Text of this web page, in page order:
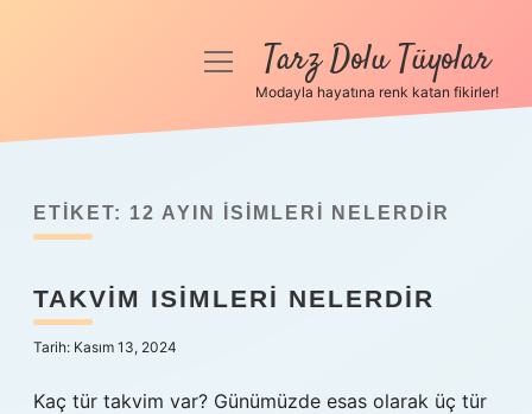
Anasayfa
Yasal Uyarı
Hakkımızda
menüyüTarz Dolu Tüyolar
Modayla hayatına renk katan fikirler!
ETIKET: 12 AYIN ISIMLERI NELERDIR
TAKVIM ISIMLERI NELERDIR
Tarih: Kasım 13, 2024
Kaç tür takvim var? Günümüzde esas olarak üç tür